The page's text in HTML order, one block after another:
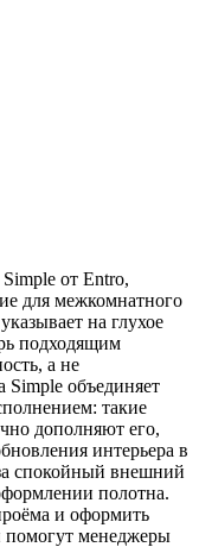
от Entro,
для межкомнатного
на глухое
подходящим
а не
Simple объединяет
такие
дополняют его,
интерьера в
спокойный внешний
полотна.
и оформить
помогут менеджеры